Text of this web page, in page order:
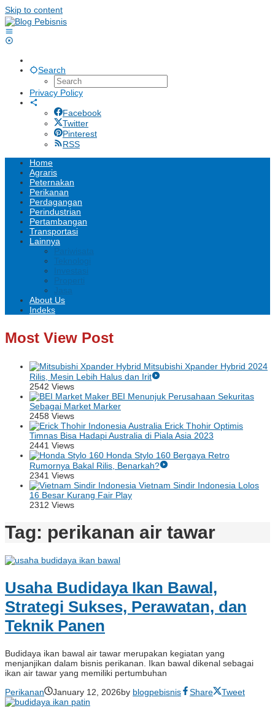
Skip to content
Search
Privacy Policy
Facebook
Twitter
Pinterest
RSS
Home
Agraris
Peternakan
Perikanan
Perdagangan
Perindustrian
Pertambangan
Transportasi
Lainnya
Pariwisata
Teknologi
Investasi
Properti
Jasa
About Us
Indeks
Most View Post
Mitsubishi Xpander Hybrid 2024
Rilis, Mesin Lebih Halus dan Irit
2542 Views
BEI Menunjuk Perusahaan Sekuritas
Sebagai Market Marker
2458 Views
Erick Thohir Optimis
Timnas Bisa Hadapi Australia di Piala Asia 2023
2441 Views
Honda Stylo 160 Bergaya Retro
Rumornya Bakal Rilis, Benarkah?
2341 Views
Vietnam Sindir Indonesia Lolos
16 Besar Kurang Fair Play
2312 Views
Tag: perikanan air tawar
Usaha Budidaya Ikan Bawal,
Strategi Sukses, Perawatan, dan
Teknik Panen
Budidaya ikan bawal air tawar merupakan kegiatan yang
menjanjikan dalam bisnis perikanan. Ikan bawal dikenal sebagai
ikan air tawar yang memiliki pertumbuhan
Perikanan
January 12, 2026by blogpebisnis Share Tweet